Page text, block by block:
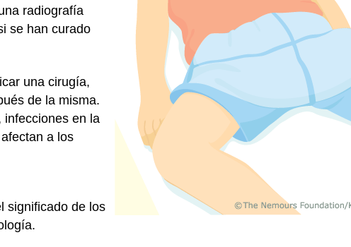
radiografía
se han curado
una cirugía,
de la misma.
infecciones en la
a los
significado de los